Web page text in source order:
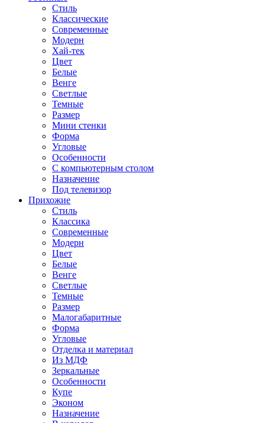
Стиль
Классические
Современные
Модерн
Хай-тек
Цвет
Белые
Венге
Светлые
Темные
Размер
Мини стенки
Форма
Угловые
Особенности
С компьютерным столом
Назначение
Под телевизор
Прихожие
Стиль
Классика
Современные
Модерн
Цвет
Белые
Венге
Светлые
Темные
Размер
Малогабаритные
Форма
Угловые
Отделка и материал
Из МДФ
Зеркальные
Особенности
Купе
Эконом
Назначение